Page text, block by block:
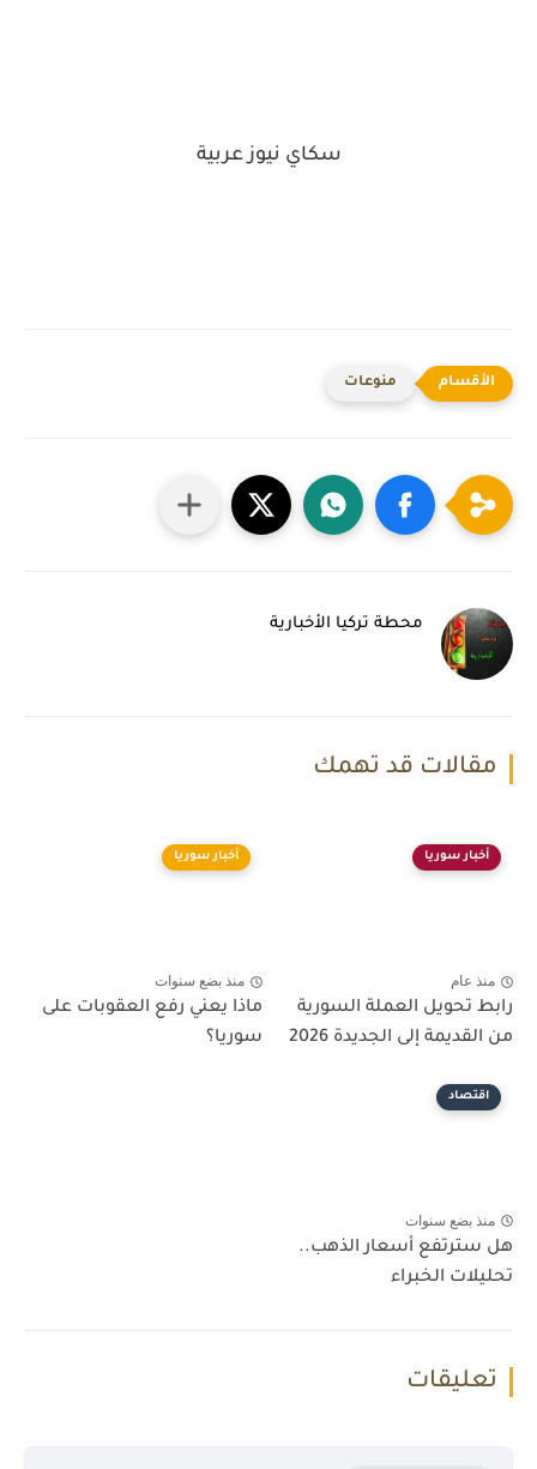
سكاي نيوز عربية
منوعات
محطة تركيا الأخبارية
مقالات قد تهمك
أخبار سوريا
منذ عام
رابط تحويل العملة السورية
من القديمة إلى الجديدة 2026
أخبار سوريا
منذ بضع سنوات
ماذا يعني رفع العقوبات على
سوريا؟
اقتصاد
منذ بضع سنوات
هل سترتفع أسعار الذهب..
تحليلات الخبراء
تعليقات